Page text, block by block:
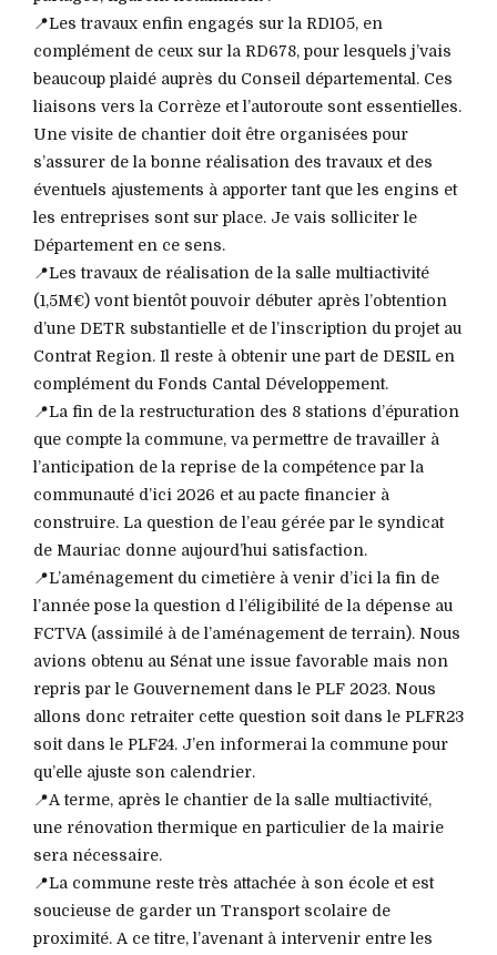
📍Les travaux enfin engagés sur la RD105, en
complément de ceux sur la RD678, pour lesquels j’vais
beaucoup plaidé auprès du Conseil départemental. Ces
liaisons vers la Corrèze et l’autoroute sont essentielles.
Une visite de chantier doit être organisées pour
s’assurer de la bonne réalisation des travaux et des
éventuels ajustements à apporter tant que les engins et
les entreprises sont sur place. Je vais solliciter le
Département en ce sens.
📍Les travaux de réalisation de la salle multiactivité
(1,5M€) vont bientôt pouvoir débuter après l’obtention
d’une DETR substantielle et de l’inscription du projet au
Contrat Region. Il reste à obtenir une part de DESIL en
complément du Fonds Cantal Développement.
📍La fin de la restructuration des 8 stations d’épuration
que compte la commune, va permettre de travailler à
l’anticipation de la reprise de la compétence par la
communauté d’ici 2026 et au pacte financier à
construire. La question de l’eau gérée par le syndicat
de Mauriac donne aujourd’hui satisfaction.
📍L’aménagement du cimetière à venir d’ici la fin de
l’année pose la question d l’éligibilité de la dépense au
FCTVA (assimilé à de l’aménagement de terrain). Nous
avions obtenu au Sénat une issue favorable mais non
repris par le Gouvernement dans le PLF 2023. Nous
allons donc retraiter cette question soit dans le PLFR23
soit dans le PLF24. J’en informerai la commune pour
qu’elle ajuste son calendrier.
📍A terme, après le chantier de la salle multiactivité,
une rénovation thermique en particulier de la mairie
sera nécessaire.
📍La commune reste très attachée à son école et est
soucieuse de garder un Transport scolaire de
proximité. A ce titre, l’avenant à intervenir entre les